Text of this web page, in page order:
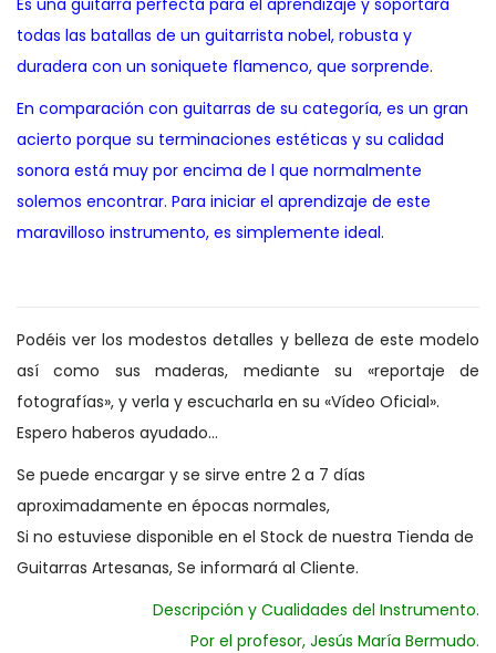
todas las batallas de un guitarrista nobel, robusta y
duradera con un soniquete flamenco, que sorprende.
En comparación con guitarras de su categoría, es un gran
acierto porque su terminaciones estéticas y su calidad
sonora está muy por encima de l que normalmente
solemos encontrar. Para iniciar el aprendizaje de este
maravilloso instrumento, es simplemente ideal.
Podéis ver los modestos detalles y belleza de este modelo
así como sus maderas, mediante su «reportaje de
fotografías», y verla y escucharla en su «Vídeo Oficial».
Espero haberos ayudado…
Se puede encargar y se sirve entre 2 a 7 días
aproximadamente en épocas normales,
Si no estuviese disponible en el Stock de nuestra Tienda de
Guitarras Artesanas, Se informará al Cliente.
Descripción y Cualidades del Instrumento.
Por el profesor, Jesús María Bermudo.